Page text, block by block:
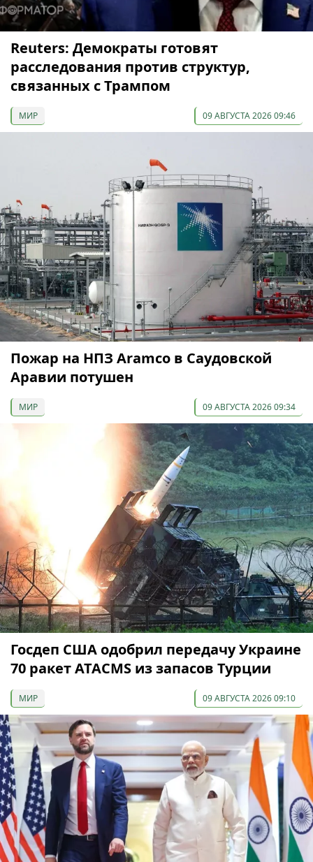
Reuters: Демократы готовят
расследования против структур,
связанных с Трампом
МИР 09 АВГУСТА 2026 09:46
Пожар на НПЗ Aramco в Саудовской
Аравии потушен
МИР 09 АВГУСТА 2026 09:34
Госдеп США одобрил передачу Украине
70 ракет ATACMS из запасов Турции
МИР 09 АВГУСТА 2026 09:10